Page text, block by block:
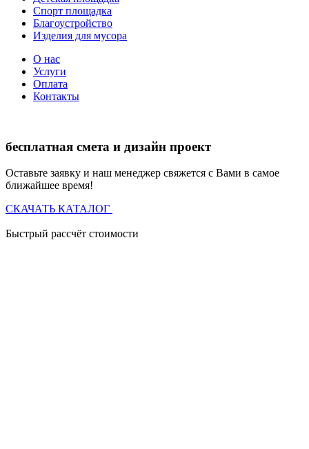
Спорт площадка
Благоустройство
Изделия для мусора
О нас
Услуги
Оплата
Контакты
бесплатная смета и дизайн проект
Оставьте заявку и наш менеджер свяжется с Вами в самое
ближайшее время!
СКАЧАТЬ КАТАЛОГ
Быстрый рассчёт стоимости